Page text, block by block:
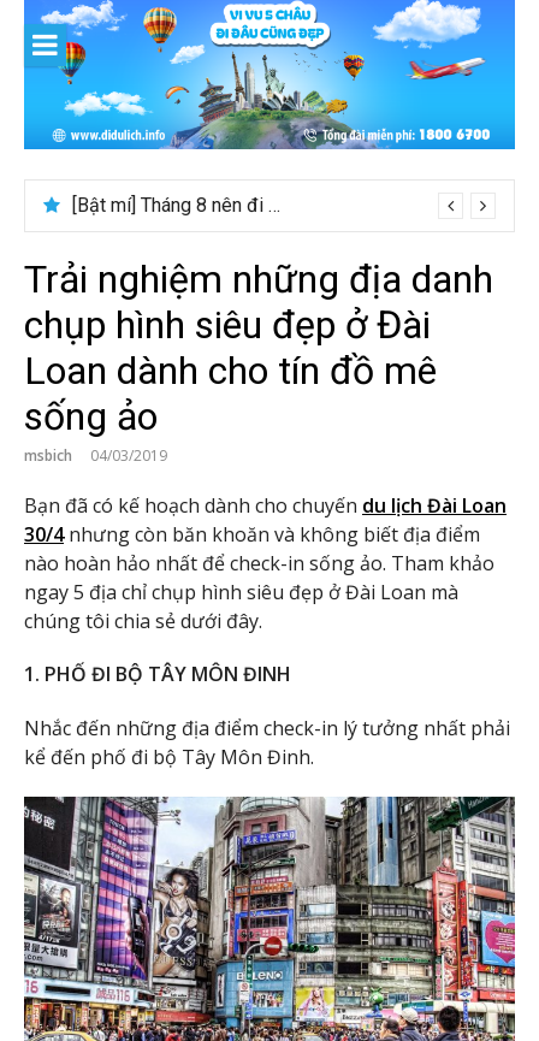
content
[Bật mí] Tháng 8 nên đi nước nào đẹp? Gợi ý 5+ tọa độ hot 2026
Trải nghiệm những địa danh
chụp hình siêu đẹp ở Đài
Loan dành cho tín đồ mê
sống ảo
msbich 04/03/2019
Bạn đã có kế hoạch dành cho chuyến du lịch Đài Loan
30/4nhưng còn băn khoăn và không biết địa điểm
nào hoàn hảo nhất để check-in sống ảo. Tham khảo
ngay 5 địa chỉ chụp hình siêu đẹp ở Đài Loan mà
chúng tôi chia sẻ dưới đây.
1. PHỐ ĐI BỘ TÂY MÔN ĐINH
Nhắc đến những địa điểm check-in lý tưởng nhất phải
kể đến phố đi bộ Tây Môn Đinh.